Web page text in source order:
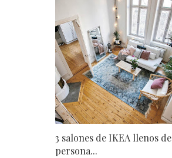
3 salones de IKEA llenos de
persona...